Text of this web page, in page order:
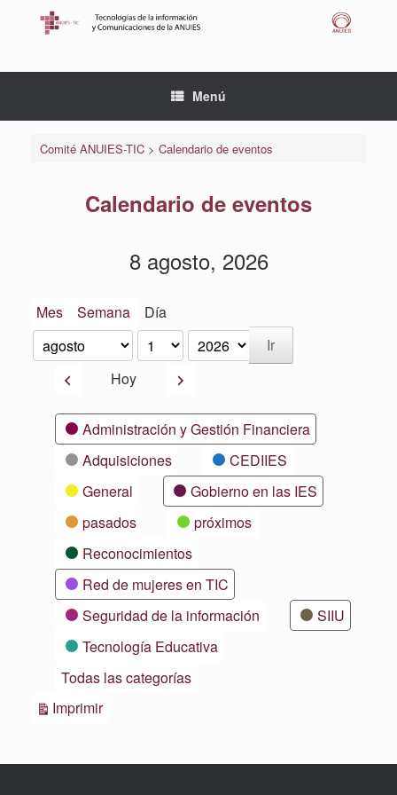
Menú
Comité ANUIES-TIC> Calendario de eventos
Calendario de eventos
8 agosto, 2026
Mes Semana Día
Mes
Día
Año
AnteriorHoy Siguiente
CategoríasAdministración y Gestión Financiera
Adquisiciones
CEDIIES
General
Gobierno en las IES
pasados
próximos
Reconocimientos
Red de mujeres en TIC
Seguridad de la información
SIIU
Tecnología Educativa
Todas las categorías
ImprimirVistas